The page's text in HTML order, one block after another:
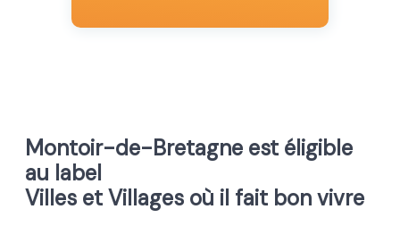
Montoir-de-Bretagne est éligible
au label
Villes et Villages où il fait bon vivre